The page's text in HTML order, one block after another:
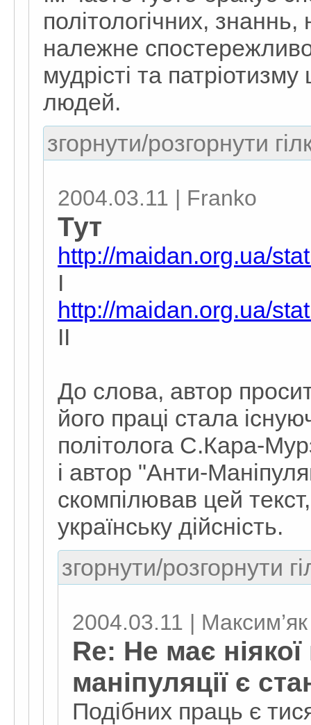
політологічних,
належне
мудрісті та
людей.
згорнути/розгорнути
2004.03.11 | Franko
Тут
http://maidan.org.ua/
I
http://maidan.org.ua/
II
До слова, автор
його праці стала
політолога С.Кара-
і автор "Анти-
скомпілював цей
українську дійсність.
згорнути/розгорнути
2004.03.11 | Максим’як
Re: Не має
маніпуляції є
Подібних праць є